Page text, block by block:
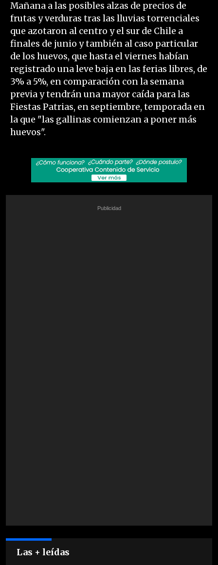
Mañana a las posibles alzas de precios de
frutas y verduras tras las lluvias torrenciales
que azotaron al centro y el sur de Chile a
finales de junio y también al caso particular
de los huevos, que hasta el viernes habían
registrado una leve baja en las ferias libres, de
3% a 5%, en comparación con la semana
previa y tendrán una mayor caída para las
Fiestas Patrias, en septiembre, temporada en
la que "las gallinas comienzan a poner más
huevos".
Las + leídas